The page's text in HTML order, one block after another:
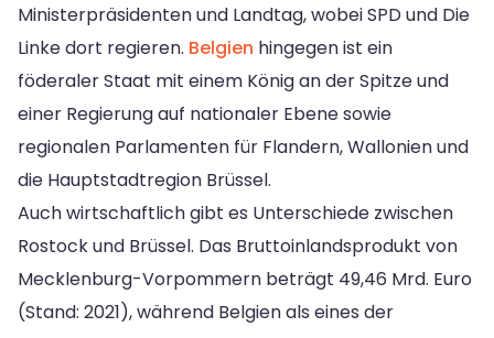
Ministerpräsidenten und Landtag, wobei SPD und Die
Linke dort regieren. Belgien hingegen ist ein
föderaler Staat mit einem König an der Spitze und
einer Regierung auf nationaler Ebene sowie
regionalen Parlamenten für Flandern, Wallonien und
die Hauptstadtregion Brüssel.
Auch wirtschaftlich gibt es Unterschiede zwischen
Rostock und Brüssel. Das Bruttoinlandsprodukt von
Mecklenburg-Vorpommern beträgt 49,46 Mrd. Euro
(Stand: 2021), während Belgien als eines der